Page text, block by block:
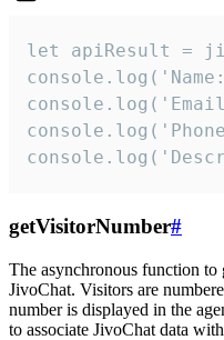
let apiResult =
getVisitorNumber#
The asynchronous function
JivoChat. Visitors are
number is displayed in the
to associate JivoChat data